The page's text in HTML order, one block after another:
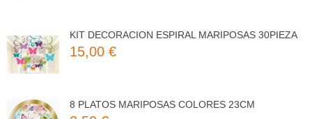
15,00 €
3,50 €